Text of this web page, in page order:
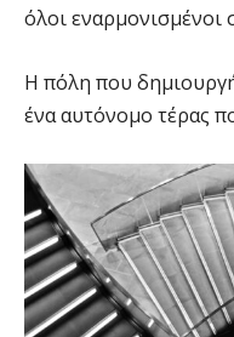
όλοι εναρμονισμένοι
Η πόλη που
ένα αυτόνομο τέρας